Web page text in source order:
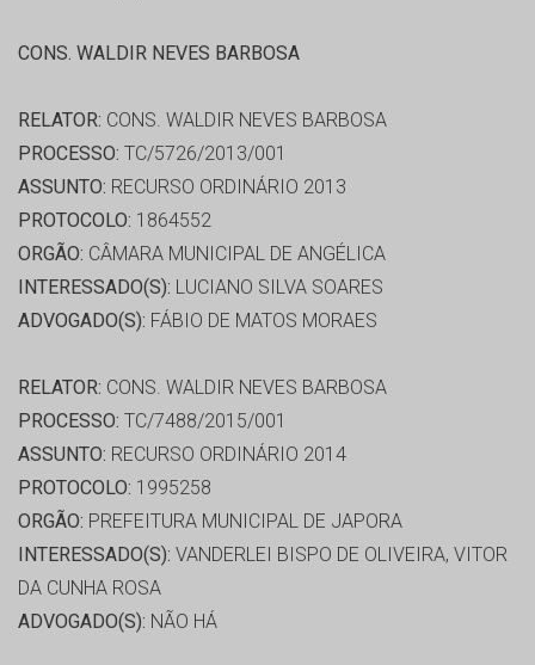
CONS. WALDIR NEVES BARBOSA
RELATOR: CONS. WALDIR NEVES BARBOSA
PROCESSO: TC/5726/2013/001
ASSUNTO: RECURSO ORDINÁRIO 2013
PROTOCOLO: 1864552
ORGÃO: CÂMARA MUNICIPAL DE ANGÉLICA
INTERESSADO(S): LUCIANO SILVA SOARES
ADVOGADO(S): FÁBIO DE MATOS MORAES
RELATOR: CONS. WALDIR NEVES BARBOSA
PROCESSO: TC/7488/2015/001
ASSUNTO: RECURSO ORDINÁRIO 2014
PROTOCOLO: 1995258
ORGÃO: PREFEITURA MUNICIPAL DE JAPORA
INTERESSADO(S): VANDERLEI BISPO DE OLIVEIRA, VITOR
DA CUNHA ROSA
ADVOGADO(S): NÃO HÁ